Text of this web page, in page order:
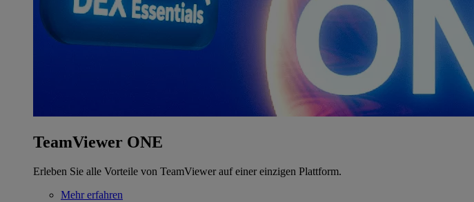
TeamViewer ONE
Erleben Sie alle Vorteile von TeamViewer auf einer einzigen Plattform.
Mehr erfahren